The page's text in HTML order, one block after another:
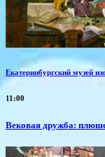
Екатеринбургский музей
11:00
Вековая дружба: